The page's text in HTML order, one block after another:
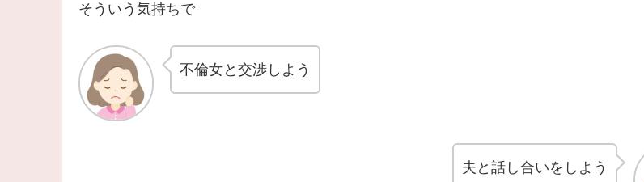
そういう気持ちで
不倫女と交渉しよう
夫と話し合いをしよう